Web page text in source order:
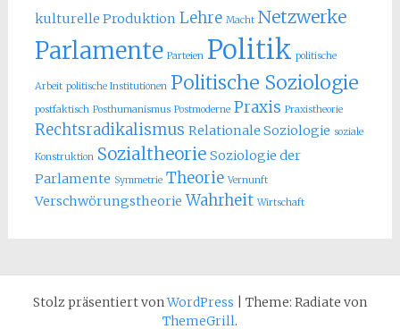
kulturelle Produktion Lehre Macht Netzwerke
Parlamente Parteien Politik politische
Arbeit politische Institutionen Politische Soziologie
postfaktisch Posthumanismus Postmoderne Praxis Praxistheorie
Rechtsradikalismus Relationale Soziologie soziale
Konstruktion Sozialtheorie Soziologie der
Parlamente Symmetrie Theorie Vernunft
Verschwörungstheorie Wahrheit Wirtschaft
Stolz präsentiert vonWordPress
Theme: Radiate von
ThemeGrill.